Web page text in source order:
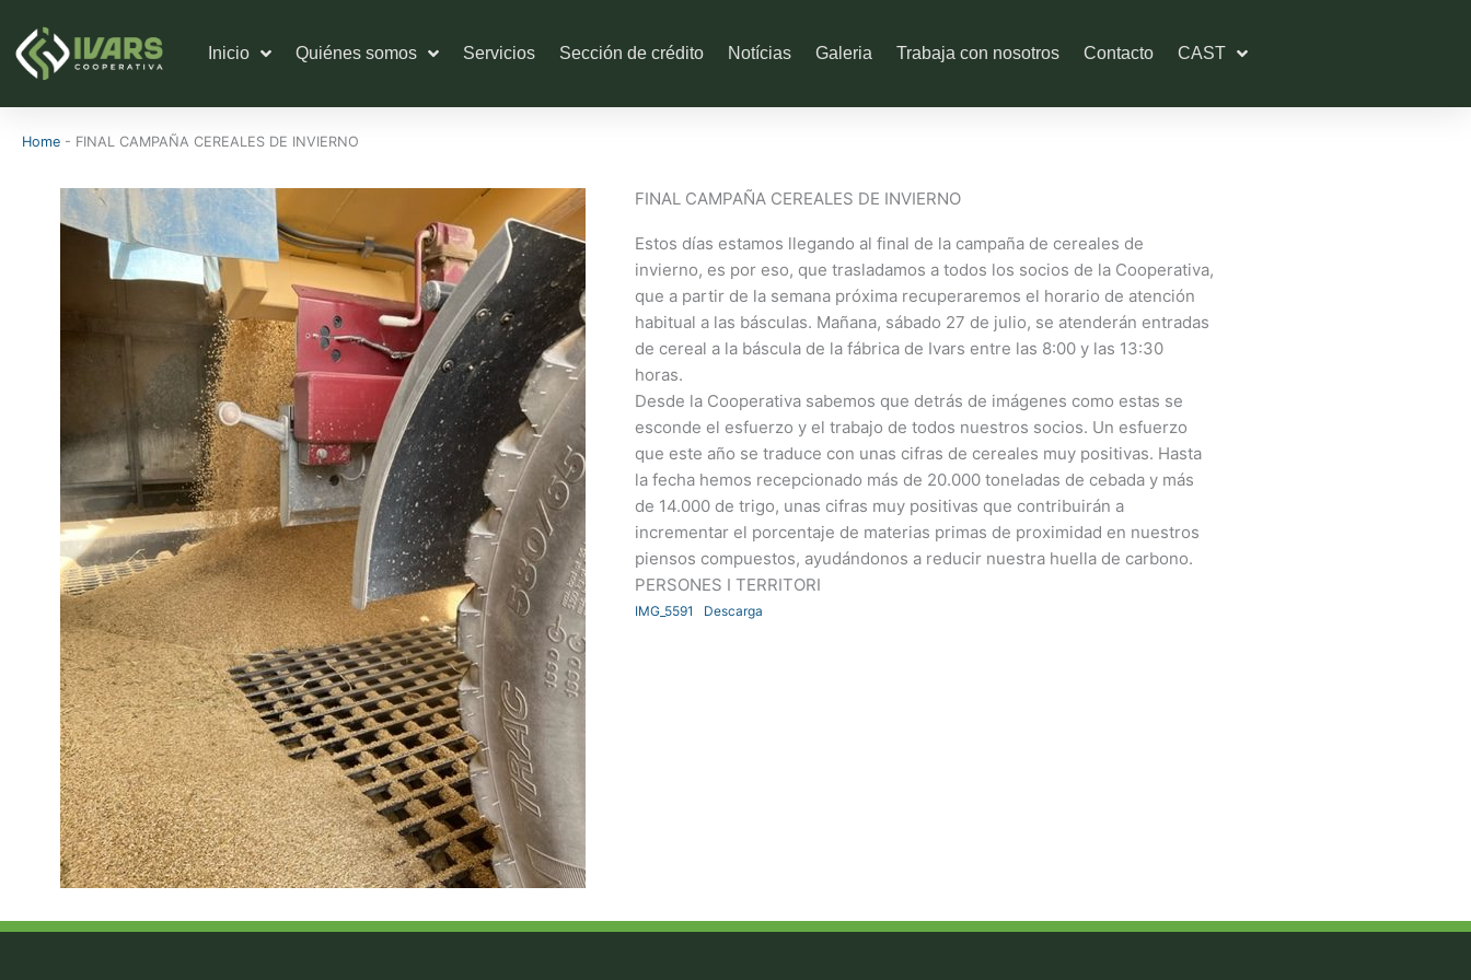
contenido
Inicio Quiénes somos Servicios Sección de crédito Notícias Galeria Trabaja con nosotros Contacto CAST
Home - FINAL CAMPAÑA CEREALES DE INVIERNO
FINAL CAMPAÑA CEREALES DE INVIERNO
Estos días estamos llegando al final de la campaña de cereales de
invierno, es por eso, que trasladamos a todos los socios de la Cooperativa,
que a partir de la semana próxima recuperaremos el horario de atención
habitual a las básculas. Mañana, sábado 27 de julio, se atenderán entradas
de cereal a la báscula de la fábrica de Ivars entre las 8:00 y las 13:30
horas.
Desde la Cooperativa sabemos que detrás de imágenes como estas se
esconde el esfuerzo y el trabajo de todos nuestros socios. Un esfuerzo
que este año se traduce con unas cifras de cereales muy positivas. Hasta
la fecha hemos recepcionado más de 20.000 toneladas de cebada y más
de 14.000 de trigo, unas cifras muy positivas que contribuirán a
incrementar el porcentaje de materias primas de proximidad en nuestros
piensos compuestos, ayudándonos a reducir nuestra huella de carbono.
PERSONES I TERRITORI
IMG_5591 Descarga